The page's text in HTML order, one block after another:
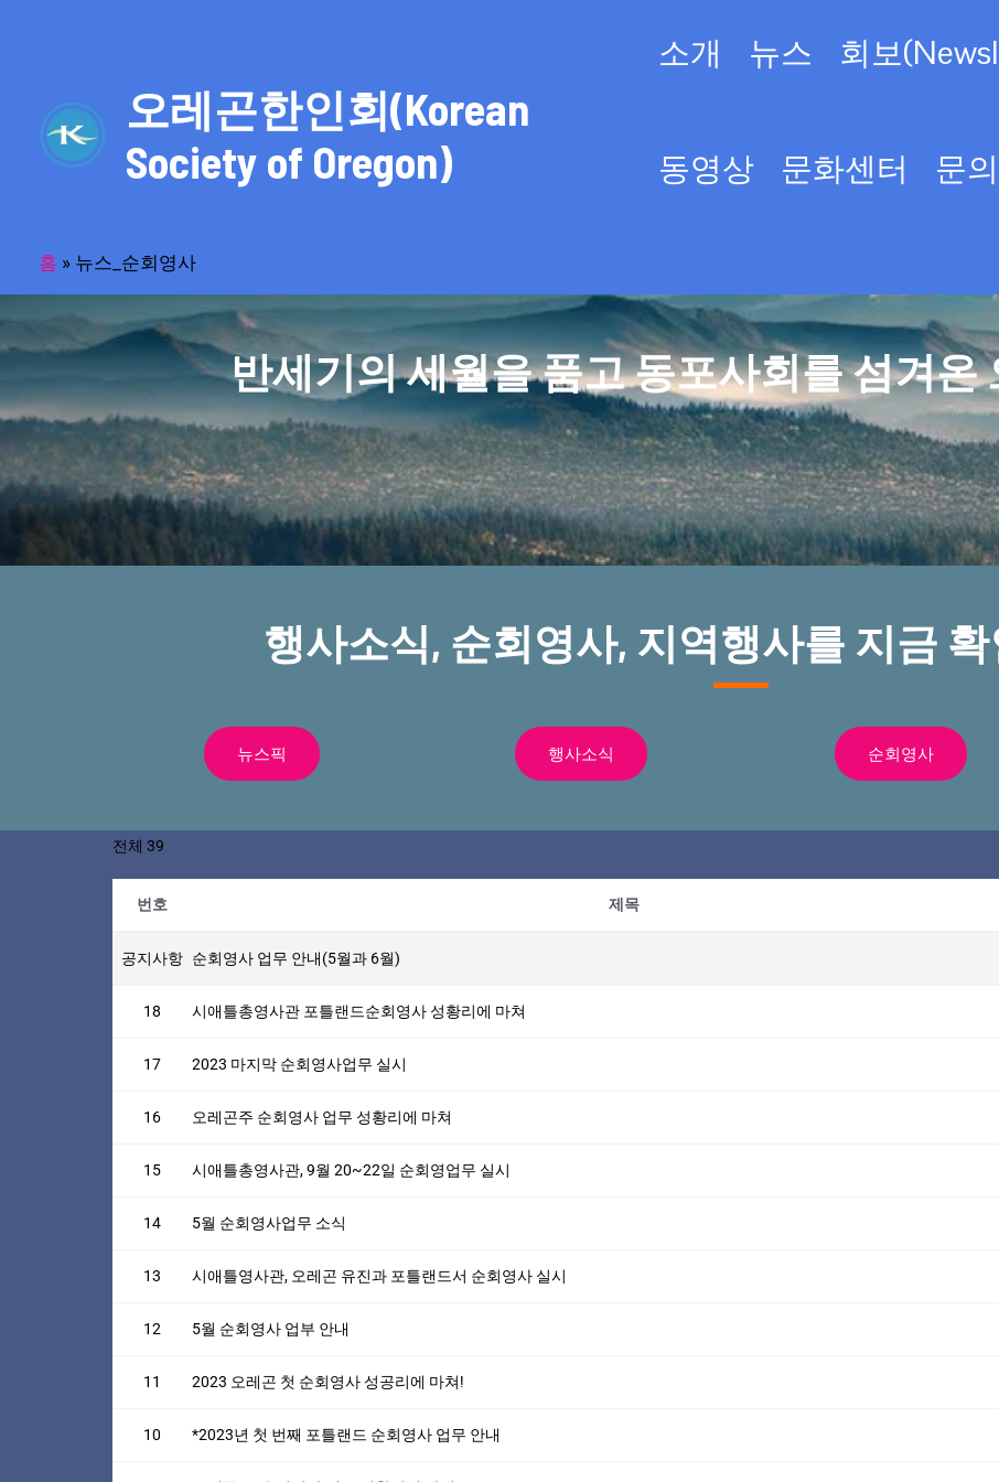
오레곤한인회(Korean
Society of Oregon)
소개 뉴스 회보
동영상 문화센터 문의
홈 » 뉴스_순회영사
반세기의 세월을 품고 동포사회를 섬겨온
행사소식, 순회영사, 지역행사를 지금
뉴스픽 행사소식 순회영사
전체 39
번호 제목
공지사항 순회영사 업무 안내(5월과 6월)
18 시애틀총영사관 포틀랜드순회영사 성황리에 마쳐
17 2023 마지막 순회영사업무 실시
16 오레곤주 순회영사 업무 성황리에 마쳐
15 시애틀총영사관, 9월 20~22일 순회영업무 실시
14 5월 순회영사업무 소식
13 시애틀영사관, 오레곤 유진과 포틀랜드서 순회영사 실시
12 5월 순회영사 업부 안내
11 2023 오레곤 첫 순회영사 성공리에 마쳐!
10 *2023년 첫 번째 포틀랜드 순회영사 업무 안내